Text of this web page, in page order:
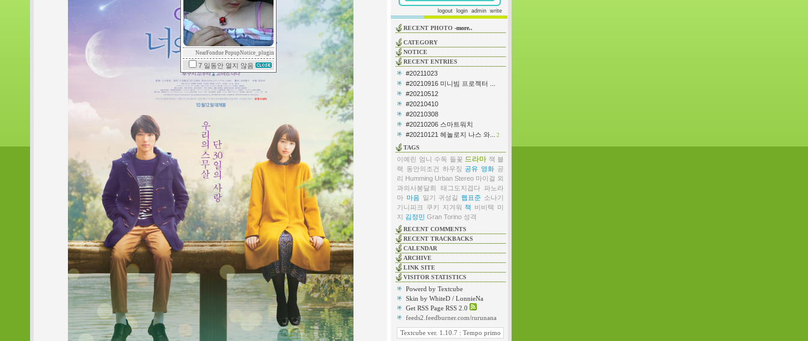
NearFondue PopupNotice_plugin
7 일동안 열지 않음
logout login admin write
RECENT PHOTO -more..
CATEGORY
NOTICE
RECENT ENTRIES
#20211023
#20210916 미니빔 프로젝터 ...
#20210512
#20210410
#20210308
#20210206 스마트워치
#20210121 헤놀로지 나스 와...
2
TAGS
이예린 엄니 수독 들꽃 드라마 잭 블
랙 동안의조건 하우징 공유 영화 공
리 Humming Urban Stereo 마이걸 외
과의사봉달희
태그도지겹다
파노라
마 마음 일기 귀성길 웹표준 소나기
기니피크
쿠키 지겨워 책 비비텍 미
지 김정민 Gran Torino 성격
RECENT COMMENTS
RECENT TRACKBACKS
CALENDAR
ARCHIVE
LINK SITE
VISITOR STATISTICS
Powerd by Textcube
Skin by WhiteD / LonnieNa
Get RSS Page RSS 2.0
feeds2.feedburner.com/rurunana
Textcube ver. 1.10.7 : Tempo primo